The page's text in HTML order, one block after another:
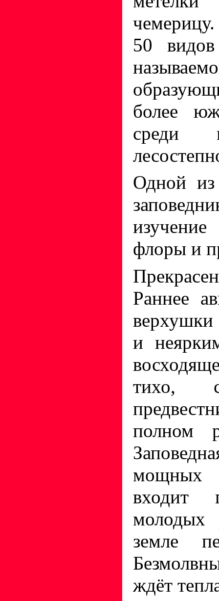
50
более
среди
Одной
флоры и
Раннее
верхушки
и
тихо,
полном
мощных
входит
молодых
земле
ждёт